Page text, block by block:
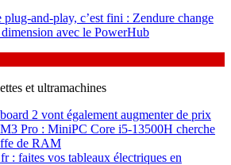
plug-and-play, c’est fini : Zendure change
avec le PowerHub
et ultramachines
2 vont également augmenter de prix
Pro : MiniPC Core i5-13500H cherche
de RAM
: faites vos tableaux électriques en